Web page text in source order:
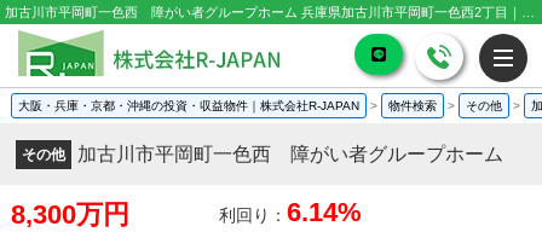
大阪・兵庫・京都・沖縄の投資・収益物件｜株式会社R-JAPAN > 物件検索 > その他 >
その他 加古川市平岡町一色西 障がい者グループホーム
8,300万円 利回り： 6.14%